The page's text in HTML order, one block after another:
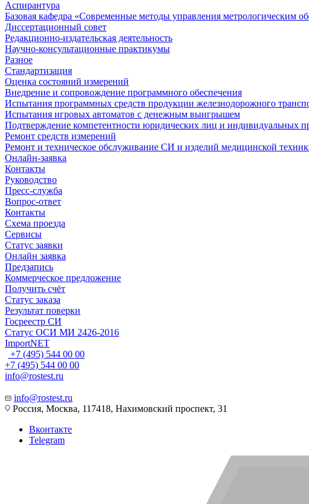
Аспирантура
Базовая кафедра «Современные методы управления метрологическим
Диссертационный совет
Редакционно-издательская деятельность
Научно-консультационные практикумы
Разное
Стандартизация
Оценка состояний измерений
Внедрение и сопровождение программного обеспечения
Испытания программных средств продукции железнодорожного
Испытания игровых автоматов с денежным выигрышем
Подтверждение компетентности юридических лиц и индивидуальных
Ремонт средств измерений
Ремонт и техническое обслуживание СИ и изделий медицинской
Онлайн-заявка
Контакты
Руководство
Пресс-служба
Вопрос-ответ
Контакты
Схема проезда
Сервисы
Статус заявки
Онлайн заявка
Предзапись
Коммерческое предложение
Получить счёт
Статус заказа
Результат поверки
Госреестр СИ
Статус ОСИ МИ 2426-2016
ImportNET
+7 (495) 544 00 00
+7 (495) 544 00 00
info@rostest.ru
info@rostest.ru
Россия, Москва, 117418, Нахимовский проспект, 31
Вконтакте
Telegram